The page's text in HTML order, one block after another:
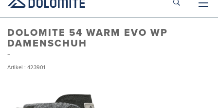
DOLOMITE 54 WARM EVO WP
DAMENSCHUH
Artikel : 423901